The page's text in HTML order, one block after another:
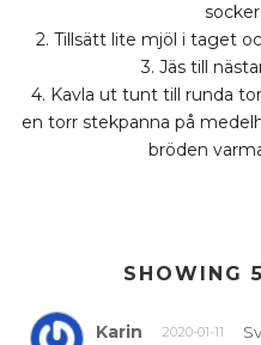
2. Tillsätt lite mjöl i taget
3. Jäs till
4. Kavla ut tunt till runda
en torr stekpanna på
bröden
SHOWING
Karin 2020-01-11